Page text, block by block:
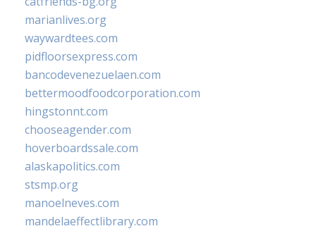
marianlives.org
waywardtees.com
pidfloorsexpress.com
bancodevenezuelaen.com
bettermoodfoodcorporation.com
hingstonnt.com
chooseagender.com
hoverboardssale.com
alaskapolitics.com
stsmp.org
manoelneves.com
mandelaeffectlibrary.com